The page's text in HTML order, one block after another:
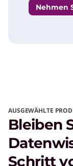
Nehmen
AUSGEWÄHLTE
Bleiben
Schritt